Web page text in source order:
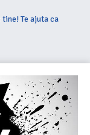
Te ajuta ca